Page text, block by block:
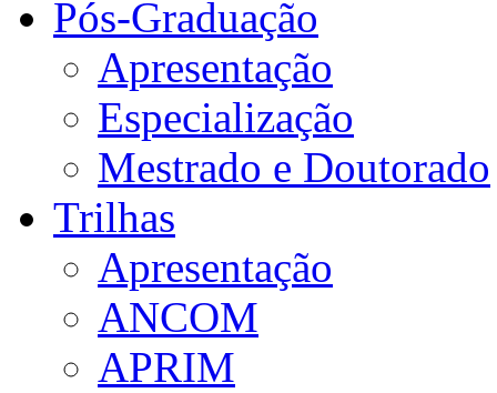
Pós-Graduação
Apresentação
Especialização
Mestrado e Doutorado
Trilhas
Apresentação
ANCOM
APRIM